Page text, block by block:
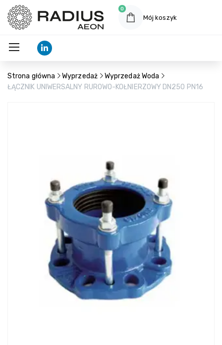
0
Mój koszyk
Strona główna Wyprzedaż
Wyprzedaż Woda
ŁĄCZNIK UNIWERSALNY RUROWO-KOŁNIERZOWY DN250 PN16